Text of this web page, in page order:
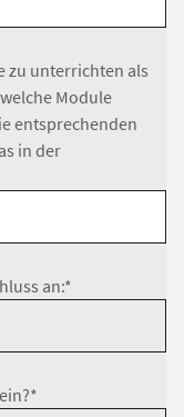
zu unterrichten als
Module
entsprechenden
in der
an:*